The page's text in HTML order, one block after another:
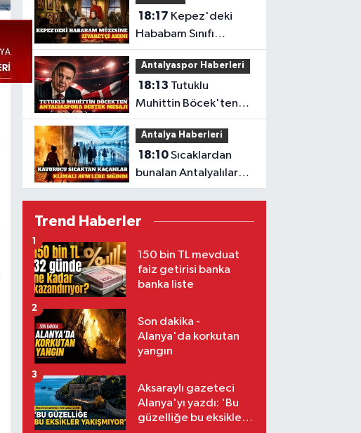
18:17
Hababam Sınıfı
müzesine ayda 7 bin
ziyaretçi
Antalyaspor Haberleri
18:13
Muhittin Böcek'ten
Antalyaspor'a sezon
mesajı
Antalya Haberleri
18:10Sıcaklardan
bunalan Antalyalılar
AVM'lere sığındı
Trend Haberler
150 bin TL mevduat
faiz getirisi banka
banka liste
1
Son dakika -
Alanya'da korkutan
yangın
2
Aksaraylı gazeteci
Alanya'yı yazdı: 'Bu
güzelliğe bu eksikler
3